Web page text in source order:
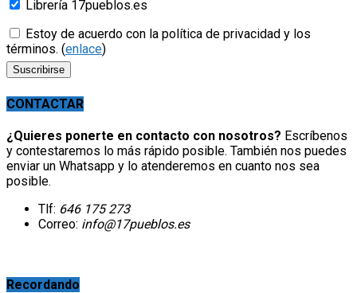
Librería 17pueblos.es
Estoy de acuerdo con la política de privacidad y los
términos. (enlace)
CONTACTAR
¿Quieres ponerte en contacto con nosotros? Escríbenos
y contestaremos lo más rápido posible. También nos puedes
enviar un Whatsapp y lo atenderemos en cuanto nos sea
posible.
Tlf: 646 175 273
Correo: info@17pueblos.es
Recordando